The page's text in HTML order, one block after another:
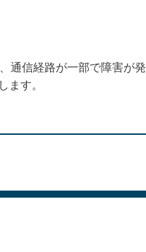
通信経路が一部で障害が発
ます。